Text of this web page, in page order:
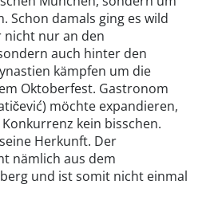
Schon damals ging es wild
nicht nur an den
auch hinter den
kämpfen um die
Oktoberfest. Gastronom
möchte expandieren,
kein bisschen.
Herkunft. Der
nämlich aus dem
und ist somit nicht einmal